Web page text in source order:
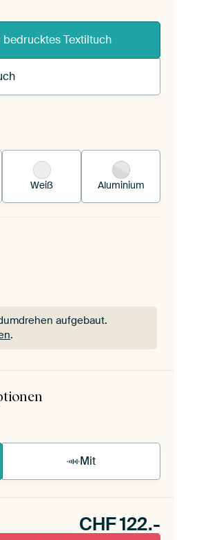
Textiltuch
Textiltuch in deinen
Weiß Aluminium
aufgebaut.
.
aufgebaut.
Mit
CHF122.-